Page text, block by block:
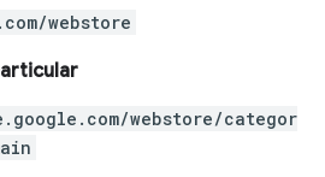
webstore
webstore/categor